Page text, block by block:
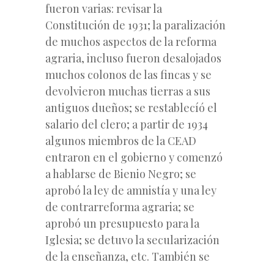
fueron varias: revisar la
Constitución de 1931; la paralización
de muchos aspectos de la reforma
agraria, incluso fueron desalojados
muchos colonos de las fincas y se
devolvieron muchas tierras a sus
antiguos dueños; se restablecíó el
salario del clero; a partir de 1934
algunos miembros de la CEAD
entraron en el gobierno y comenzó
a hablarse de Bienio Negro; se
aprobó la ley de amnistía y una ley
de contrarreforma agraria; se
aprobó un presupuesto para la
Iglesia; se detuvo la secularización
de la enseñanza, etc. También se